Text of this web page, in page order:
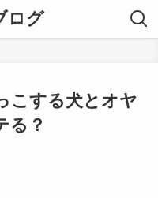
ログ
こする犬とオヤ
る？